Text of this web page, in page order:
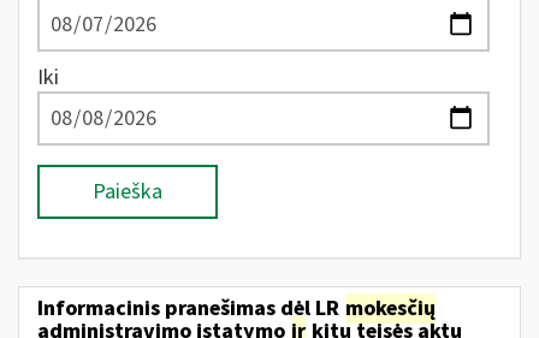
Iki
Paieška
Informacinis pranešimas dėl LR mokesčių
administravimo įstatymo ir kitų teisės aktų